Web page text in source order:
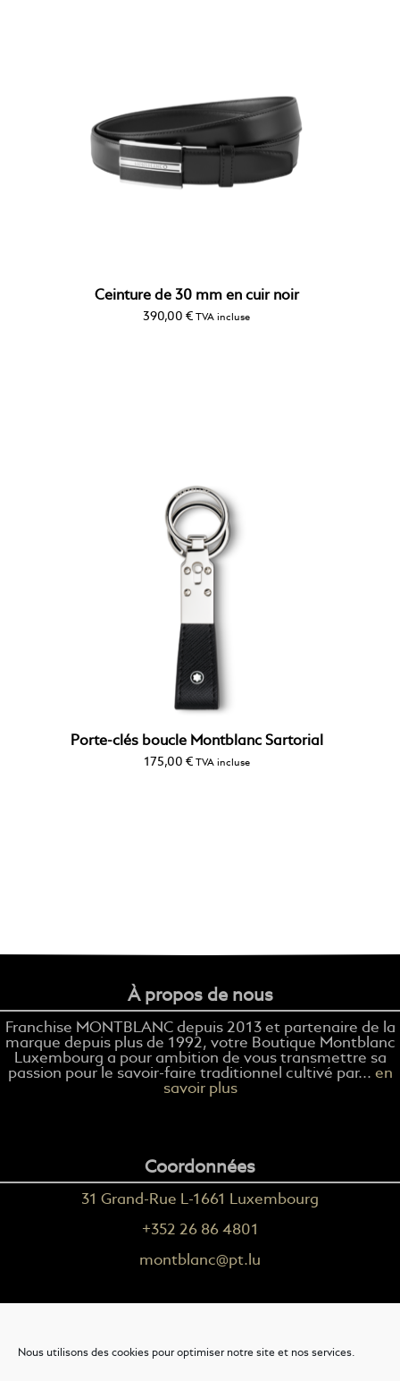
Nous utilisons des cookies pour optimiser notre site et nos services.
Ceinture de 30 mm en cuir noir
390,00 € TVA incluse
Porte-clés boucle Montblanc Sartorial
175,00 € TVA incluse
À propos de nous
Franchise MONTBLANC depuis 2013 et partenaire de la
marque depuis plus de 1992, votre Boutique Montblanc
Luxembourg a pour ambition de vous transmettre sa
passion pour le savoir-faire traditionnel cultivé par... en
savoir plus
Coordonnées
31 Grand-Rue L-1661 Luxembourg
+352 26 86 4801
montblanc@pt.lu